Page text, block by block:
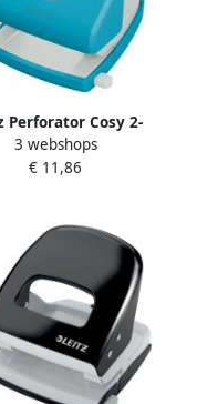
Perforator Cosy 2-
30vel blauw
3 webshops
€ 11,86